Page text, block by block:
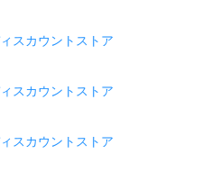
スカウントストア
スカウントストア
スカウントストア